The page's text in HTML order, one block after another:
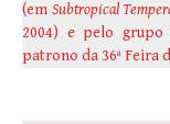
(em Subtropical
2004) e pelo
patrono da 36ª Feira